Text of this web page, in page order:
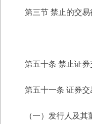
第三节 禁止的交易
第五十条 禁止证
第五十一条 证券交
（一）发行人及